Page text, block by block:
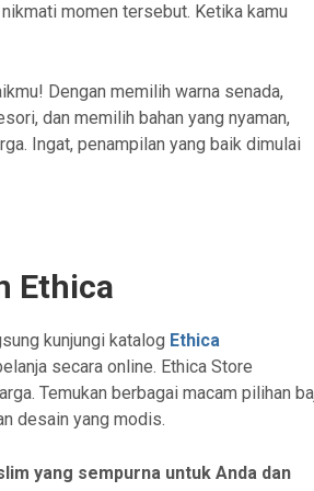
momen tersebut. Ketika kamu
Dengan memilih warna senada,
dan memilih bahan yang nyaman,
Ingat, penampilan yang baik dimulai
Ethica
kunjungi katalog Ethica
secara online. Ethica Store
Temukan berbagai macam pilihan
desain yang modis.
yang sempurna untuk Anda dan